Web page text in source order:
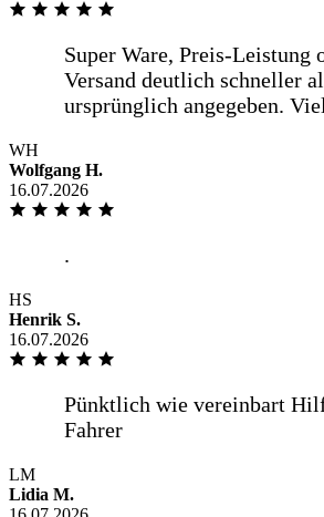
WH
Wolfgang H.
16.07.2026
HS
Henrik S.
16.07.2026
LM
Lidia M.